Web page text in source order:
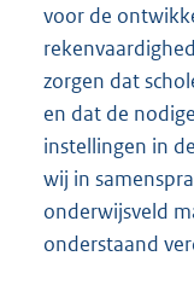
voor de
zorgen dat
en dat de
instellingen in
wij in
onderwijsveld
onderstaand